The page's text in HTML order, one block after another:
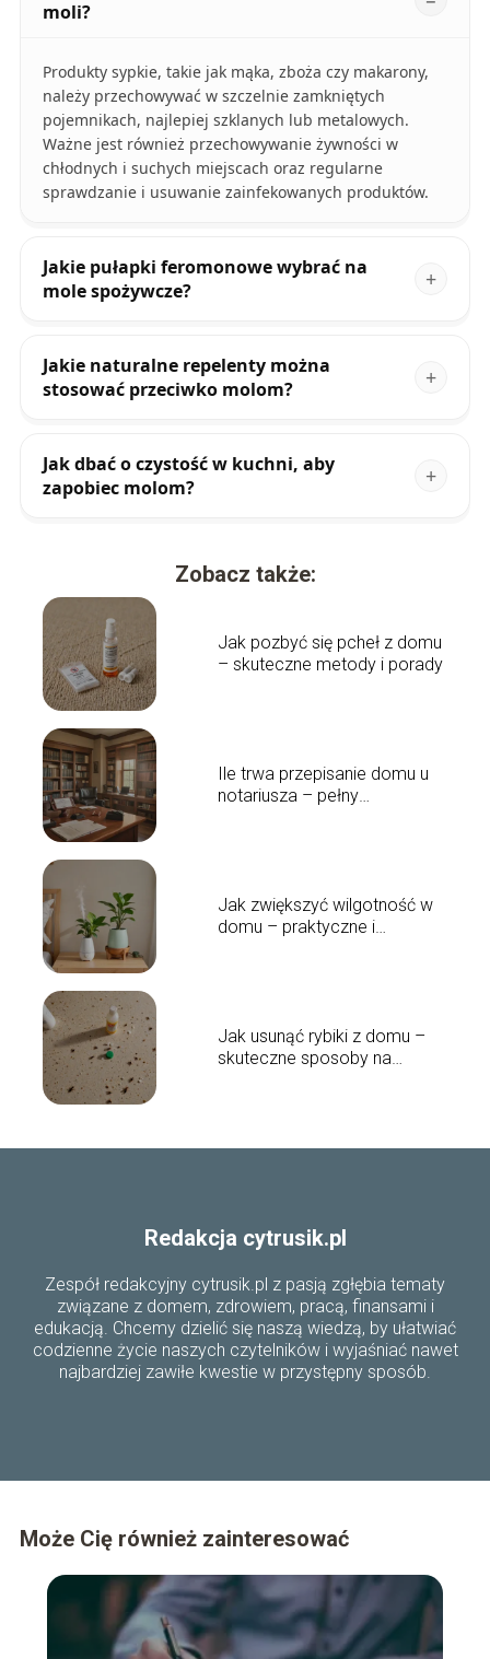
moli?
Produkty sypkie, takie jak mąka, zboża czy makarony,
należy przechowywać w szczelnie zamkniętych
pojemnikach, najlepiej szklanych lub metalowych.
Ważne jest również przechowywanie żywności w
chłodnych i suchych miejscach oraz regularne
sprawdzanie i usuwanie zainfekowanych produktów.
Jakie pułapki feromonowe wybrać na
mole spożywcze?
Jakie naturalne repelenty można
stosować przeciwko molom?
Jak dbać o czystość w kuchni, aby
zapobiec molom?
Zobacz także:
Jak pozbyć się pcheł z domu
– skuteczne metody i porady
Ile trwa przepisanie domu u
notariusza – pełny
Jak zwiększyć wilgotność w
domu – praktyczne i
Jak usunąć rybiki z domu –
skuteczne sposoby na
Redakcja cytrusik.pl
Zespół redakcyjny cytrusik.pl z pasją zgłębia tematy
związane z domem, zdrowiem, pracą, finansami i
edukacją. Chcemy dzielić się naszą wiedzą, by ułatwiać
codzienne życie naszych czytelników i wyjaśniać nawet
najbardziej zawiłe kwestie w przystępny sposób.
Może Cię również zainteresować